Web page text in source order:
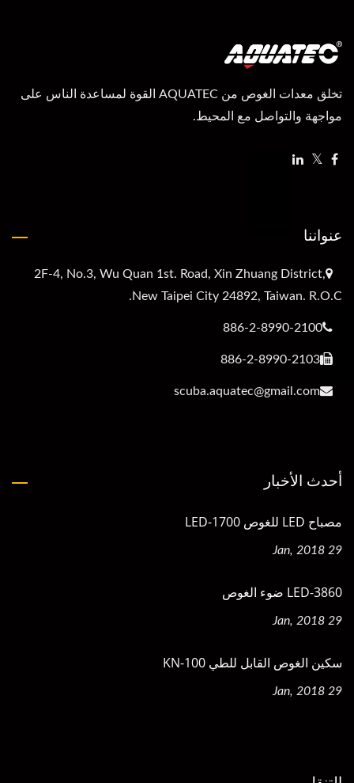
تخلق معدات الغوص من AQUATEC القوة لمساعدة الناس على
مواجهة والتواصل مع المحيط.
عنواننا
2F-4, No.3, Wu Quan 1st. Road, Xin Zhuang District,
New Taipei City 24892, Taiwan. R.O.C.
886-2-8990-2100
886-2-8990-2103
scuba.aquatec@gmail.com
أحدث الأخبار
مصباح LED للغوص LED-1700
29 Jan, 2018
LED-3860 ضوء الغوص
29 Jan, 2018
سكين الغوص القابل للطي KN-100
29 Jan, 2018